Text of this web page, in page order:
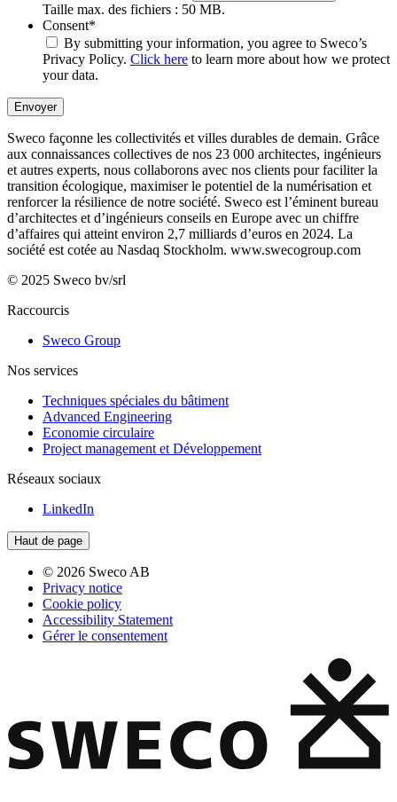
Taille max. des fichiers : 50 MB.
Consent*
By submitting your information, you agree to Sweco’s
Privacy Policy. Click here to learn more about how we protect
your data.
Envoyer
Sweco façonne les collectivités et villes durables de demain. Grâce
aux connaissances collectives de nos 23 000 architectes, ingénieurs
et autres experts, nous collaborons avec nos clients pour faciliter la
transition écologique, maximiser le potentiel de la numérisation et
renforcer la résilience de notre société. Sweco est l’éminent bureau
d’architectes et d’ingénieurs conseils en Europe avec un chiffre
d’affaires qui atteint environ 2,7 milliards d’euros en 2024. La
société est cotée au Nasdaq Stockholm. www.swecogroup.com
© 2025 Sweco bv/srl
Raccourcis
Sweco Group
Nos services
Techniques spéciales du bâtiment
Advanced Engineering
Economie circulaire
Project management et Développement
Réseaux sociaux
LinkedIn
Haut de page
© 2026 Sweco AB
Privacy notice
Cookie policy
Accessibility Statement
Gérer le consentement